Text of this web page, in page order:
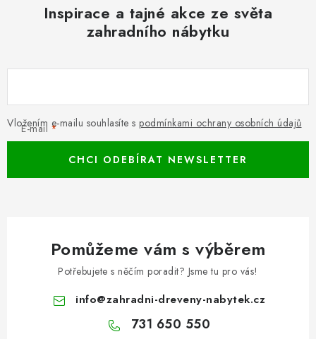
Inspirace a tajné akce ze světa
zahradního nábytku
E-mail
Vložením e-mailu souhlasíte s podmínkami ochrany osobních údajů
CHCI ODEBÍRAT NEWSLETTER
Pomůžeme vám s výběrem
Potřebujete s něčím poradit? Jsme tu pro vás!
info@zahradni-dreveny-nabytek.cz
731 650 550